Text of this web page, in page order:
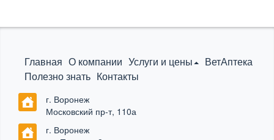
Главная О компании Услуги и цены
ВетАптека
Полезно знать Контакты
г. Воронеж
Московский пр-т, 110а
г. Воронеж